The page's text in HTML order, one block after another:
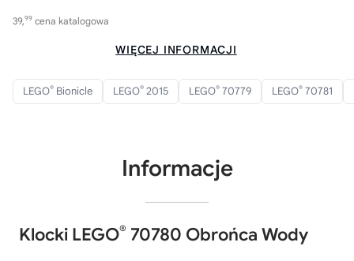
39,99 cena katalogowa
WIĘCEJ INFORMACJI
LEGO® Bionicle LEGO® 2015 LEGO® 70779 LEGO® 70781
Informacje
Klocki LEGO® 70780 Obrońca Wody